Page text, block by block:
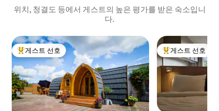
위치, 청결도 등에서 게스트의 높은 평가를 받은 숙소입니
다.
상위 게스트 선호
게스트 선호 상위 게스트 선호
게스트 선호